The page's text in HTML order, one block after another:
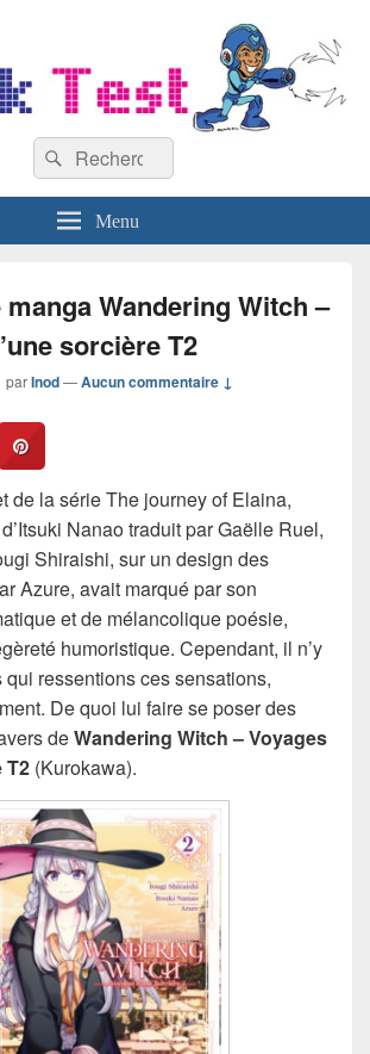
Recherche :
Rechercher
Menu
Wandering Witch –
sorcière T2
parInod—Aucun commentaire ↓
de la série The journey of Elaina,
Nanao traduit par Gaëlle Ruel,
Shiraishi, sur un design des
Azure, avait marqué par son
et de mélancolique poésie,
humoristique. Cependant, il n’y
ressentions ces sensations,
De quoi lui faire se poser des
deWandering Witch – Voyages
T2 (Kurokawa).